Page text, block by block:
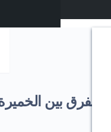
الخميرة والليفان